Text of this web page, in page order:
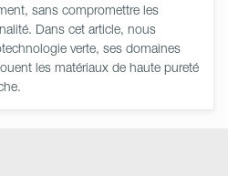
sans compromettre les
Dans cet article, nous
verte, ses domaines
les matériaux de haute pureté